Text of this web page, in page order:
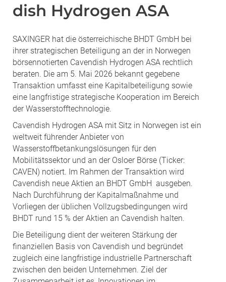
dish Hydrogen ASA
SAXINGER hat die österreichische BHDT GmbH bei
ihrer strategischen Beteiligung an der in Norwegen
börsennotierten Cavendish Hydrogen ASA rechtlich
beraten. Die am 5. Mai 2026 bekannt gegebene
Transaktion umfasst eine Kapitalbeteiligung sowie
eine langfristige strategische Kooperation im Bereich
der Wasserstofftechnologie.
Cavendish Hydrogen ASA mit Sitz in Norwegen ist ein
weltweit führender Anbieter von
Wasserstoffbetankungslösungen für den
Mobilitätssektor und an der Osloer Börse (Ticker:
CAVEN) notiert. Im Rahmen der Transaktion wird
Cavendish neue Aktien an BHDT GmbH ausgeben.
Nach Durchführung der Kapitalmaßnahme und
Vorliegen der üblichen Vollzugsbedingungen wird
BHDT rund 15 % der Aktien an Cavendish halten.
Die Beteiligung dient der weiteren Stärkung der
finanziellen Basis von Cavendish und begründet
zugleich eine langfristige industrielle Partnerschaft
zwischen den beiden Unternehmen. Ziel der